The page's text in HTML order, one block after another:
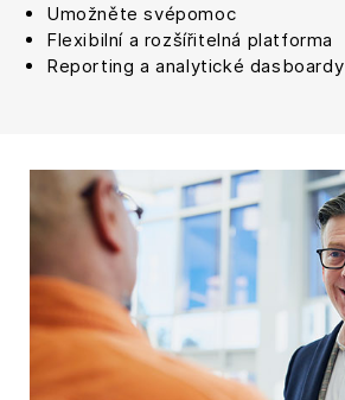
Umožněte svépomoc
Flexibilní a rozšířitelná platforma
Reporting a analytické dasboardy